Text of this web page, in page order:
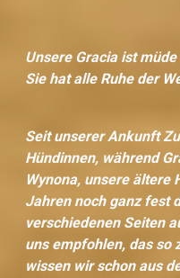
Unsere Gracia ist
Sie hat alle Ruhe der
Seit unserer Ankunft
Hündinnen, während
Wynona, unsere ältere
Jahren noch ganz fest
verschiedenen Seiten
uns empfohlen, das so
wissen wir schon aus